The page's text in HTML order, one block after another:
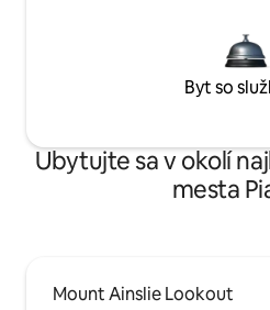
Byt so
Ubytujte sa v okolí
mesta
Mount Ainslie Lookout